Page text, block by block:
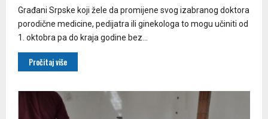
Građani Srpske koji žele da promijene svog izabranog doktora
porodične medicine, pedijatra ili ginekologa to mogu učiniti od
1. oktobra pa do kraja godine bez...
Pročitaj više